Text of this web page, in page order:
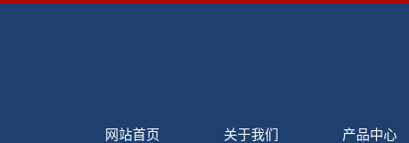
网站首页 关于我们 产品中心